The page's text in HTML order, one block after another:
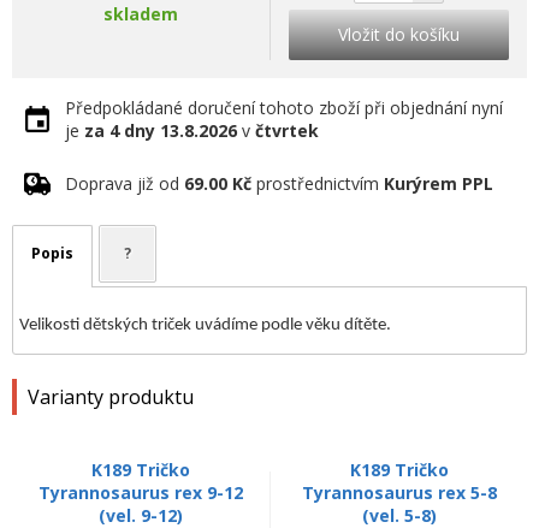
skladem
Vložit do košíku
Předpokládané doručení tohoto zboží při objednání nyní
je za 4 dny 13.8.2026 v čtvrtek
Doprava již od 69.00 Kč prostřednictvím Kurýrem PPL
Popis ?
Velikosti dětských triček uvádíme podle věku dítěte.
Varianty produktu
K189 Tričko
Tyrannosaurus rex 9-12
(vel. 9-12)
K189 Tričko
Tyrannosaurus rex 5-8
(vel. 5-8)